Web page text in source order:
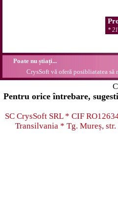
*
Poate nu știați...
CrysSoft vă oferă posibliatatea să
Pentru orice întrebare,
SC CrysSoft SRL * CIF
Transilvania * Tg. Mureș,